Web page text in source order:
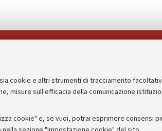
cookie e altri strumenti di tracciamento
misure sull'efficacia della comunicazione
cookie" e, se vuoi, potrai esprimere consensi
Bandi, gare e concorsi
Amministrazione